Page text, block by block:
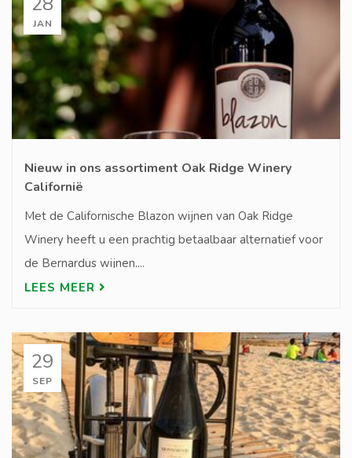
JAN
Nieuw in ons assortiment Oak Ridge Winery
Californië
Met de Californische Blazon wijnen van Oak Ridge
Winery heeft u een prachtig betaalbaar alternatief voor
de Bernardus wijnen....
LEES MEER
29
SEP